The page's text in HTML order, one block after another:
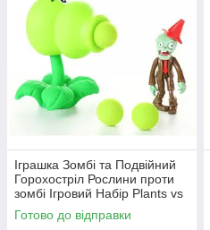
Іграшка Зомбі та Подвійний
Горохостріл Рослини проти
зомбі Ігровий Набір Plants vs
Zombies (00173)
Готово до відправки